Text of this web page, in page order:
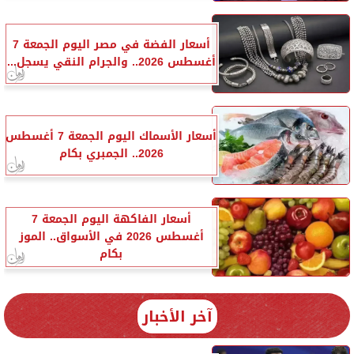
أسعار الفضة في مصر اليوم الجمعة 7
أغسطس 2026.. والجرام النقي يسجل...
أسعار الأسماك اليوم الجمعة 7 أغسطس
2026.. الجمبري بكام
أسعار الفاكهة اليوم الجمعة 7
أغسطس 2026 في الأسواق.. الموز
بكام
آخر الأخبار